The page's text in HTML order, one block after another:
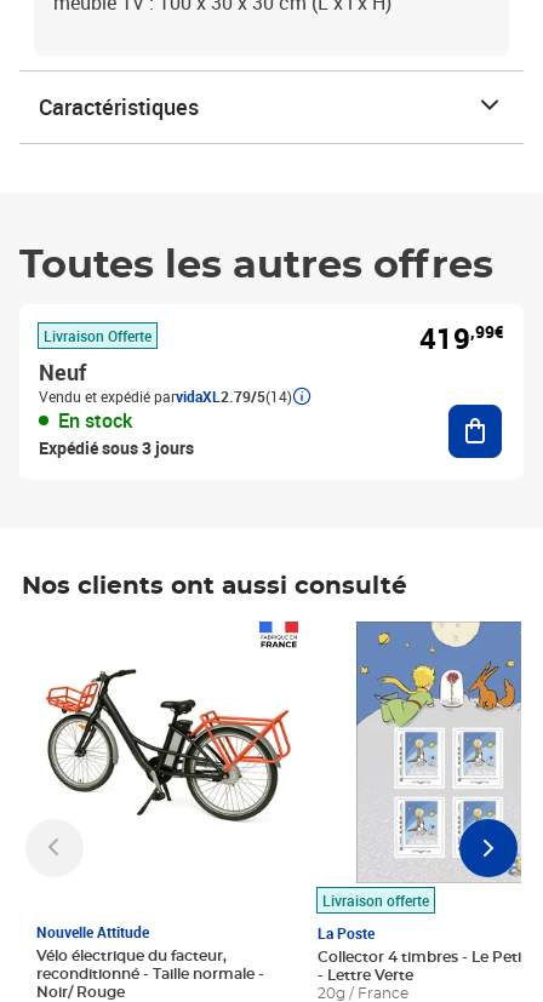
Caractéristiques
Toutes les autres offres
Livraison Offerte
Neuf
Vendu et expédié parvidaXL 2.79/5(14)
En stock
Expédié sous 3 jours
419,99€
Nos clients ont aussi consulté
Nouvelle Attitude
Vélo électrique du facteur,
reconditionné - Taille normale -
Noir/ Rouge
Livraison offerte
La Poste
Collector 4 timbres - Le Petit
- Lettre Verte
20g / France
Prix 7,50€